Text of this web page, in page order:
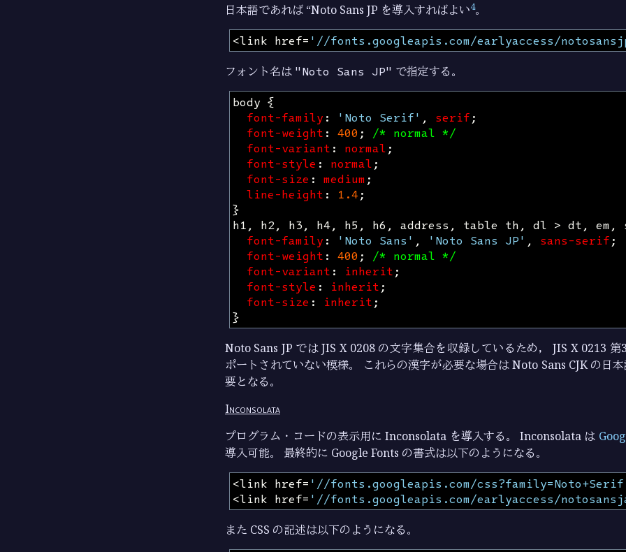
日本語であれば “Noto Sans JP を導入すればよい4。
<link href= '//fonts.googleapis.com/earlyaccess/
フォント名は "Noto Sans JP" で指定する。
body {
font-family : 'Noto Serif' , serif ;
font-weight : 400 ;
/* normal */
font-variant : normal ;
font-style : normal ;
font-size : medium ;
line-height : 1.4;
}
h1 , h2, h3 , h4, h5 , h6 , address , table th , dl > dt , em ,
font-family : 'Noto Sans' , 'Noto Sans JP' , sans-serif ;
font-weight : 400 ;
/* normal */
font-variant : inherit ;
font-style : inherit ;
font-size : inherit ;
}
Noto Sans JP では JIS X 0208 の文字集合を収録しているため， JIS X 0213
ポートされていない模様。 これらの漢字が必要な場合は Noto Sans CJK の日
要となる。
Inconsolata
プログラム・コードの表示用に Inconsolata を導入する。 Inconsolata は
導入可能。 最終的に Google Fonts の書式は以下のようになる。
<link href= '//fonts.googleapis.com/
<link href= '//fonts.googleapis.com/earlyaccess/
また CSS の記述は以下のようになる。